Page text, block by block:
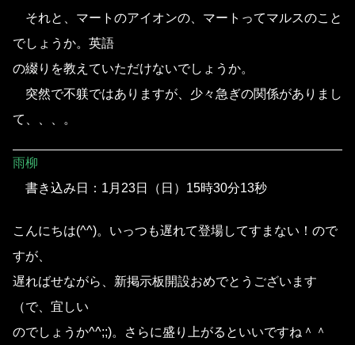
それと、マートのアイオンの、マートってマルスのこと
でしょうか。英語
の綴りを教えていただけないでしょうか。
突然で不躾ではありますが、少々急ぎの関係がありまし
て、、、。
雨柳
書き込み日：1月23日（日）15時30分13秒
こんにちは(^^)。いっつも遅れて登場してすまない！ので
すが、
遅ればせながら、新掲示板開設おめでとうございます
（で、宜しい
のでしょうか^^;;)。さらに盛り上がるといいですね＾＾